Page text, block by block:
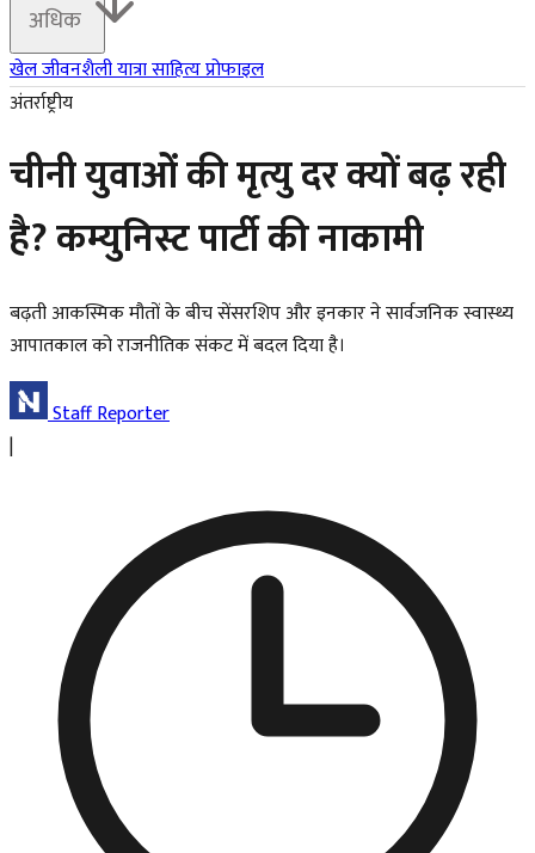
अधिक
खेलजीवनशैलीयात्रासाहित्यप्रोफाइल
अंतर्राष्ट्रीय
चीनी युवाओं की मृत्यु दर क्यों बढ़ रही
है? कम्युनिस्ट पार्टी की नाकामी
बढ़ती आकस्मिक मौतों के बीच सेंसरशिप और इनकार ने सार्वजनिक स्वास्थ्य
आपातकाल को राजनीतिक संकट में बदल दिया है।
Staff Reporter
|